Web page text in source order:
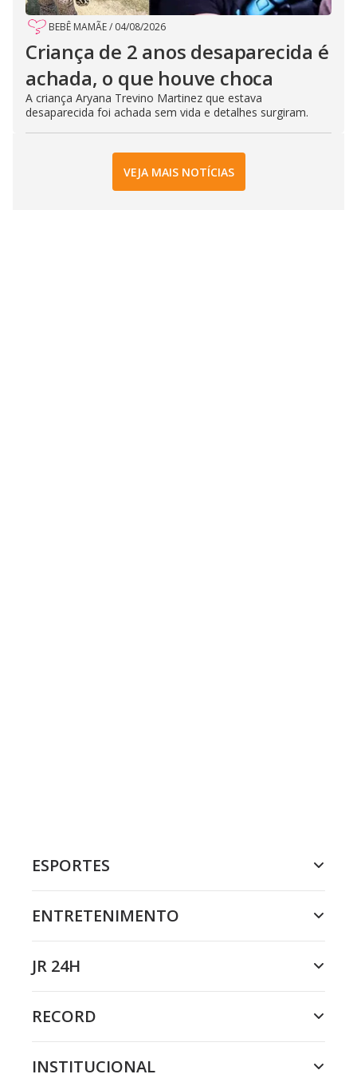
BEBÊ MAMÃE/ 04/08/2026
Criança de 2 anos desaparecida é
achada, o que houve choca
A criança Aryana Trevino Martinez que estava
desaparecida foi achada sem vida e detalhes surgiram.
VEJA MAIS NOTÍCIAS
ESPORTES
ENTRETENIMENTO
JR 24H
RECORD
INSTITUCIONAL